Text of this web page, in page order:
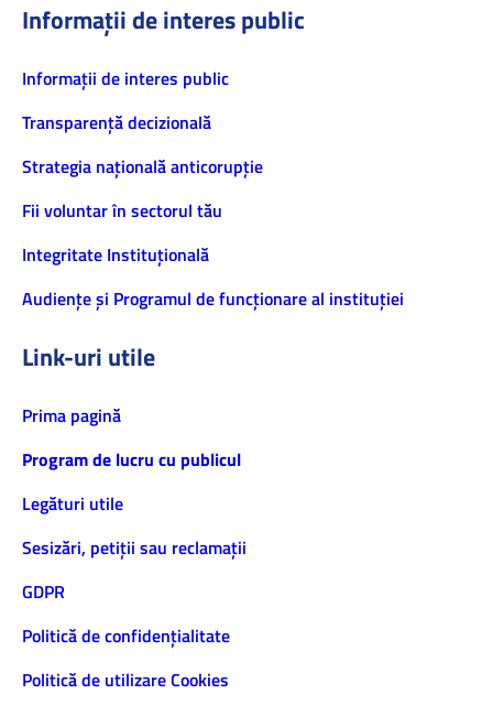
Informații de interes public
Informaţii de interes public
Transparență decizională
Strategia națională anticorupție
Fii voluntar în sectorul tău
Integritate Instituțională
Audiențe și Programul de funcționare al instituției
Link-uri utile
Prima pagină
Program de lucru cu publicul
Legături utile
Sesizări, petiţii sau reclamații
GDPR
Politică de confidenţialitate
Politică de utilizare Cookies